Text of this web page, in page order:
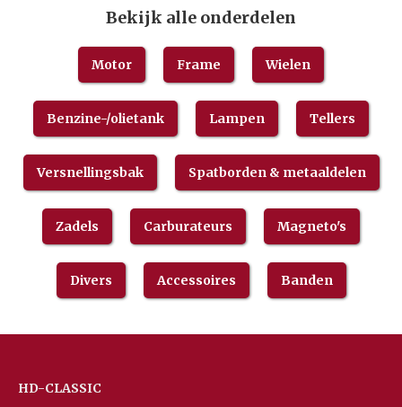
Bekijk alle onderdelen
Motor Frame Wielen
Benzine-/olietank Lampen Tellers
Versnellingsbak Spatborden & metaaldelen
Zadels Carburateurs Magneto's
Divers Accessoires Banden
HD-CLASSIC